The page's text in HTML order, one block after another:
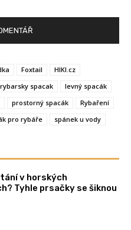
Foxtail
HIKI.cz
spacak
levný spacák
prostorný spacák
Rybaření
pro rybáře spánek u vody
v horských
Tyhle prsačky se šiknou